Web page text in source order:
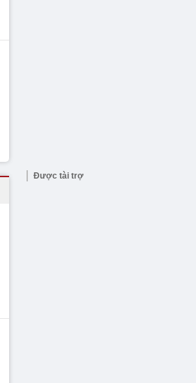
Được tài trợ